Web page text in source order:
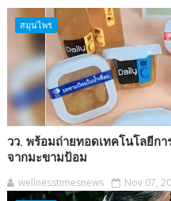
สมุนไพร
วว. พร้อมถ่ายทอดเทคโนโลยีก
จากมะขามป้อม
wellnesstimesnews Nov 07,